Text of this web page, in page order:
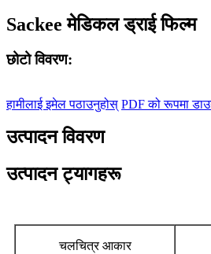
Sackee मेडिकल ड्राई फिल्म
छोटो विवरण:
हामीलाई इमेल पठाउनुहोस् PDF को रूपमा
उत्पादन विवरण
उत्पादन ट्यागहरू
चलचित्र आकार